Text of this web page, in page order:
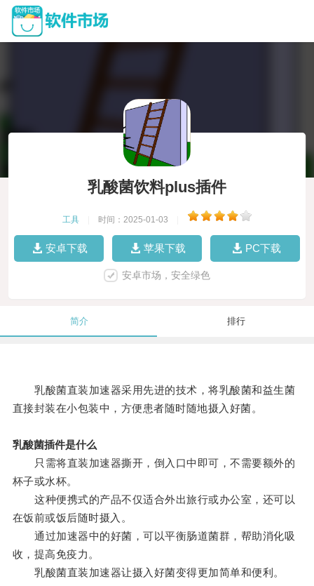
乳酸菌饮料plus插件
工具 时间：2025-01-03
安卓下载 苹果下载 PC下载
安卓市场，安全绿色
简介 排行
乳酸菌直装加速器采用先进的技术，将乳酸菌和益生菌
直接封装在小包装中，方便患者随时随地摄入好菌。
乳酸菌插件是什么
只需将直装加速器撕开，倒入口中即可，不需要额外的
杯子或水杯。
这种便携式的产品不仅适合外出旅行或办公室，还可以
在饭前或饭后随时摄入。
通过加速器中的好菌，可以平衡肠道菌群，帮助消化吸
收，提高免疫力。
乳酸菌直装加速器让摄入好菌变得更加简单和便利。